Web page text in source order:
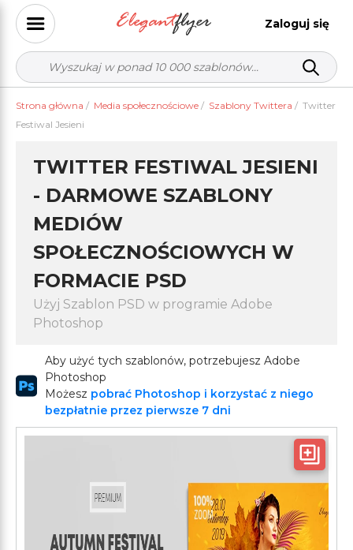
Zaloguj się
Strona główna / Media społecznościowe / Szablony Twittera / Twitter
Festiwal Jesieni
TWITTER FESTIWAL JESIENI
- DARMOWE SZABLONY
MEDIÓW
SPOŁECZNOŚCIOWYCH W
FORMACIE PSD
Użyj Szablon PSD w programie Adobe
Photoshop
Aby użyć tych szablonów, potrzebujesz Adobe
Photoshop
Możesz pobrać Photoshop i korzystać z niego
bezpłatnie przez pierwsze 7 dni